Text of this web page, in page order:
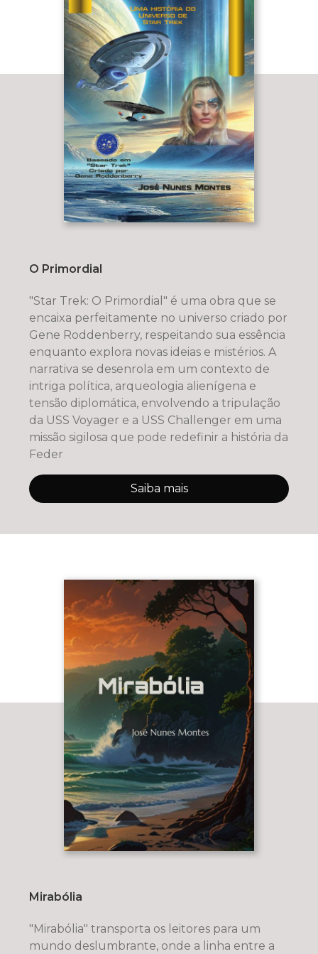
O Primordial
"Star Trek: O Primordial" é uma obra que se
encaixa perfeitamente no universo criado por
Gene Roddenberry, respeitando sua essência
enquanto explora novas ideias e mistérios. A
narrativa se desenrola em um contexto de
intriga política, arqueologia alienígena e
tensão diplomática, envolvendo a tripulação
da USS Voyager e a USS Challenger em uma
missão sigilosa que pode redefinir a história da
Feder
Saiba mais
Mirabólia
"Mirabólia" transporta os leitores para um
mundo deslumbrante, onde a linha entre a